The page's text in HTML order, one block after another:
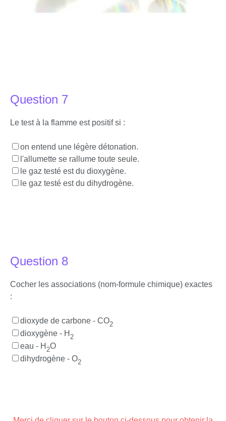
Question 7
Le test à la flamme est positif si :
on entend une légère détonation.
l'allumette se rallume toute seule.
le gaz testé est du dioxygène.
le gaz testé est du dihydrogène.
Question 8
Cocher les associations (nom-formule chimique) exactes
:
dioxyde de carbone - CO2
dioxygène - H 2
eau - H 2O
dihydrogène - O2